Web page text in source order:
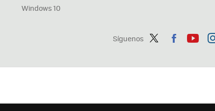
Síguenos
ter
ebo tub
Windows 10